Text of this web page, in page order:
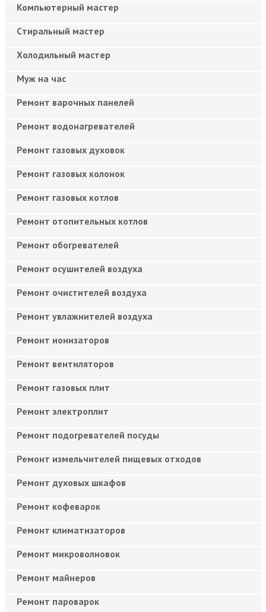
Компьютерный мастер
Cтиральный мастер
Холодильный мастер
Муж на час
Ремонт варочных панелей
Ремонт водонагревателей
Ремонт газовых духовок
Ремонт газовых колонок
Ремонт газовых котлов
Ремонт отопительных котлов
Ремонт обогревателей
Ремонт осушителей воздуха
Ремонт очистителей воздуха
Ремонт увлажнителей воздуха
Ремонт ионизаторов
Ремонт вентиляторов
Ремонт газовых плит
Ремонт электроплит
Ремонт подогревателей посуды
Ремонт измельчителей пищевых отходов
Ремонт духовых шкафов
Ремонт кофеварок
Ремонт климатизаторов
Ремонт микроволновок
Ремонт майнеров
Ремонт пароварок